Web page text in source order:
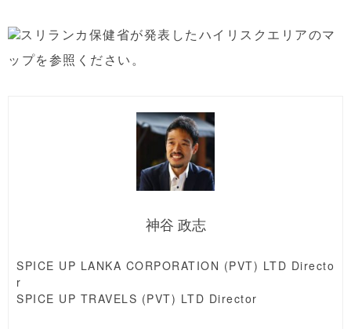
スリランカ保健省が発表したハイリスクエリアのマ
ップを参照ください。
神谷 政志
SPICE UP LANKA CORPORATION (PVT) LTD Directo
r
SPICE UP TRAVELS (PVT) LTD Director